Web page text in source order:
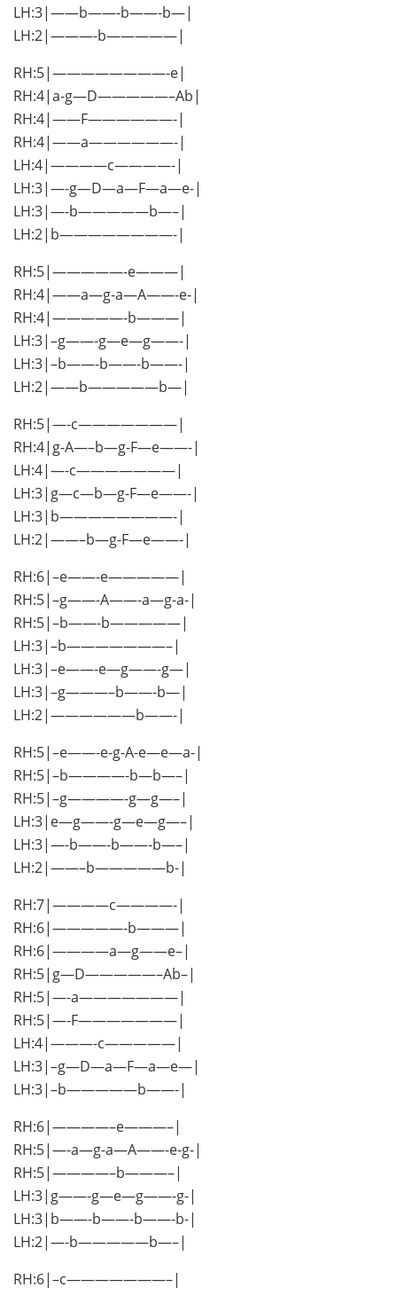
LH:3|——b——-b——-b—|
LH:2|———-b—————|
RH:5|————————-e|
RH:4|a-g—D—————–Ab|
RH:4|——F——————-|
RH:4|——a——————-|
LH:4|————c————-|
LH:3|—-g—D—a—F—a—e-|
LH:3|—-b—————b—–|
LH:2|b————————-|
RH:5|—————-e———|
RH:4|——a—g-a—A——-e-|
RH:4|—————-b———|
LH:3|–g——-g—e—g——-|
LH:3|–b——-b——-b——-|
LH:2|——b—————b—|
RH:5|—-c———————|
RH:4|g-A—–b—g-F—e——-|
LH:4|—-c———————|
LH:3|g—c—b—g-F—e——-|
LH:3|b————————-|
LH:2|——–b—g-F—e——-|
RH:6|–e——-e—————|
RH:5|–g——-A——-a—g-a-|
RH:5|–b——-b—————|
LH:3|–b———————–|
LH:3|–e——-e—g——-g—|
LH:3|–g———–b——-b—|
LH:2|——————b——-|
RH:5|–e——-e-g-A-e—e—a-|
RH:5|–b————-b—b—–|
RH:5|–g————-g—g—–|
LH:3|e—g——-g—e—g—–|
LH:3|—-b——-b——-b—–|
LH:2|——–b—————b-|
RH:7|————c————-|
RH:6|—————-b———|
RH:6|————a—g——e–|
RH:5|g—D—————–Ab–|
RH:5|—-a———————|
RH:5|—-F———————|
LH:4|———-c—————|
LH:3|–g—D—a—F—a—e—|
LH:3|–b—————b——-|
RH:6|————–e———–|
RH:5|—-a—g-a—A——-e-g-|
RH:5|————–b———–|
LH:3|g——-g—e—g——-g-|
LH:3|b——-b——-b——-b-|
LH:2|—-b—————b—–|
RH:6|–c———————–|